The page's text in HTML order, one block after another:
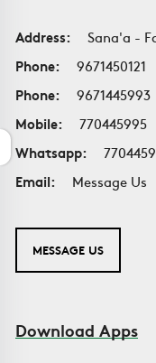
Address:
Sana'a -
Phone:
9671450121
Phone:
9671445993
Mobile:
770445995
Whatsapp:
Email:
Message Us
MESSAGE US
Download Apps